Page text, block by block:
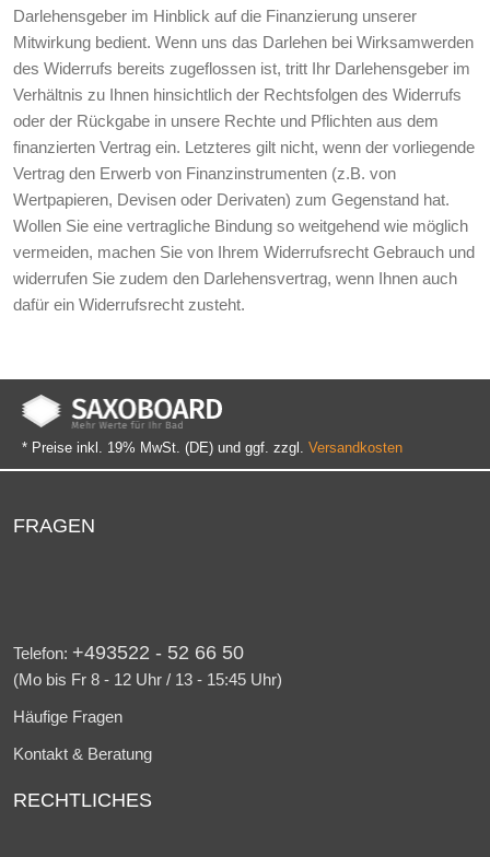
Darlehensgeber im Hinblick auf die Finanzierung unserer
Mitwirkung bedient. Wenn uns das Darlehen bei Wirksamwerden
des Widerrufs bereits zugeflossen ist, tritt Ihr Darlehensgeber im
Verhältnis zu Ihnen hinsichtlich der Rechtsfolgen des Widerrufs
oder der Rückgabe in unsere Rechte und Pflichten aus dem
finanzierten Vertrag ein. Letzteres gilt nicht, wenn der vorliegende
Vertrag den Erwerb von Finanzinstrumenten (z.B. von
Wertpapieren, Devisen oder Derivaten) zum Gegenstand hat.
Wollen Sie eine vertragliche Bindung so weitgehend wie möglich
vermeiden, machen Sie von Ihrem Widerrufsrecht Gebrauch und
widerrufen Sie zudem den Darlehensvertrag, wenn Ihnen auch
dafür ein Widerrufsrecht zusteht.
* Preise inkl. 19% MwSt. (DE) und ggf. zzgl. Versandkosten
FRAGEN
Telefon: +493522 - 52 66 50
(Mo bis Fr 8 - 12 Uhr / 13 - 15:45 Uhr)
Häufige Fragen
Kontakt & Beratung
RECHTLICHES